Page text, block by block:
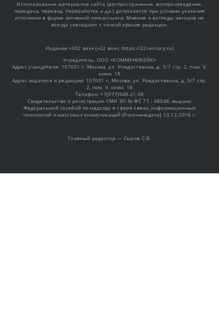
Использование материалов сайта (распространение, воспроизведение,
передача, перевод, переработка и др.) допускается при условии указания
источника в форме активной гиперссылки. Мнения и взгляды авторов не
всегда совпадают с точкой зрения редакции.
Издание «XX2 век» («22 век», https://22century.ru)
Учредитель: OOO «КОММУНИКЕЙК»
Адрес учредителя: 107031 г. Москва, ул. Рождественка, д. 5/7 стр. 2, пом. V,
комн. 18
Адрес издателя и редакции: 107031 г. Москва, ул. Рождественка, д. 5/7 стр.
2, пом. V, комн. 18
Телефон: +7(977)948-21-08
Свидетельство о регистрации СМИ ЭЛ № ФС 77 - 68048, выдано
Федеральной службой по надзору в сфере связи, информационных
технологий и массовых коммуникаций (Роскомнадзор) 13.12.2016 г.
Главный редактор — Сыров С.В.